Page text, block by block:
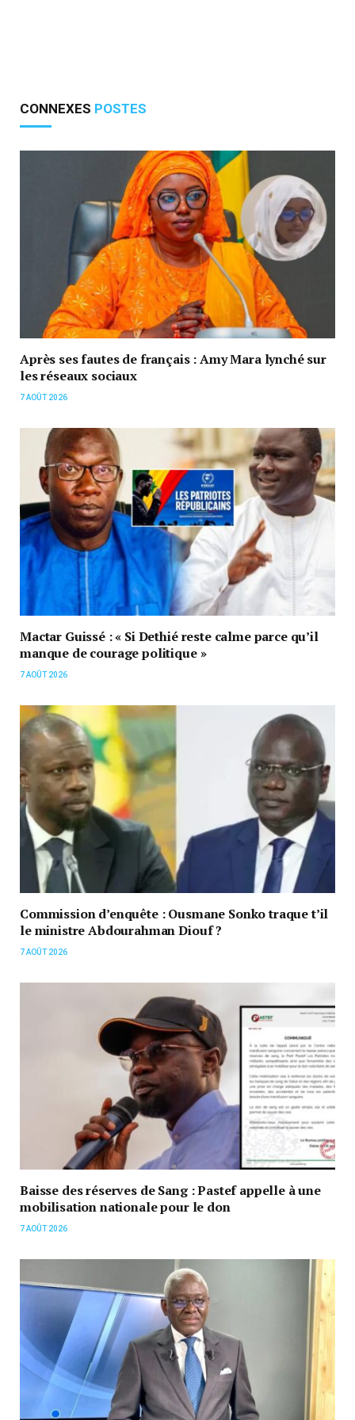
CONNEXES POSTES
Après ses fautes de français : Amy Mara lynché sur
les réseaux sociaux
7 AOÛT 2026
Mactar Guissé : « Si Dethié reste calme parce qu’il
manque de courage politique »
7 AOÛT 2026
Commission d’enquête : Ousmane Sonko traque t’il
le ministre Abdourahman Diouf ?
7 AOÛT 2026
Baisse des réserves de Sang : Pastef appelle à une
mobilisation nationale pour le don
7 AOÛT 2026